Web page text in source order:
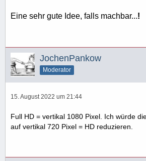
Eine sehr gute Idee, falls machbar...!
JochenPankow
Moderator
15. August 2022 um 21:44
Full HD = vertikal 1080 Pixel. Ich würde
auf vertikal 720 Pixel = HD reduzieren.